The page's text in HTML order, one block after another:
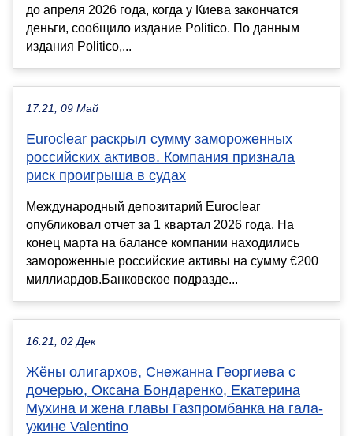
до апреля 2026 года, когда у Киева закончатся
деньги, сообщило издание Politico. По данным
издания Politico,...
17:21, 09 Май
Euroclear раскрыл сумму замороженных
российских активов. Компания признала
риск проигрыша в судах
Международный депозитарий Euroclear
опубликовал отчет за 1 квартал 2026 года. На
конец марта на балансе компании находились
замороженные российские активы на сумму €200
миллиардов.Банковское подразде...
16:21, 02 Дек
Жёны олигархов, Снежанна Георгиева с
дочерью, Оксана Бондаренко, Екатерина
Мухина и жена главы Газпромбанка на гала-
ужине Valentino